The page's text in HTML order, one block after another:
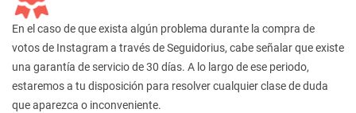
En el caso de que exista algún problema durante la compra de
votos de Instagram a través de Seguidorius, cabe señalar que existe
una garantía de servicio de 30 días. A lo largo de ese periodo,
estaremos a tu disposición para resolver cualquier clase de duda
que aparezca o inconveniente.